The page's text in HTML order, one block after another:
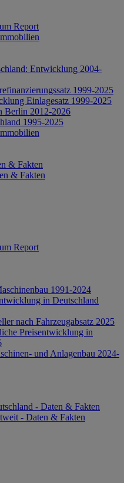
Report
Entwicklung 2004-
1999-2025
Einlagesatz 1999-2025
Berlin 2012-2026
1995-2025
& Fakten
& Fakten
Report
1991-2024
in Deutschland
nach Fahrzeugabsatz 2025
Preisentwicklung in
und Anlagenbau 2024-
- Daten & Fakten
- Daten & Fakten